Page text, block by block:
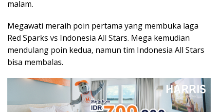
malam.
Megawati meraih poin pertama yang membuka laga
Red Sparks vs Indonesia All Stars. Mega kemudian
mendulang poin kedua, namun tim Indonesia All Stars
bisa membalas.